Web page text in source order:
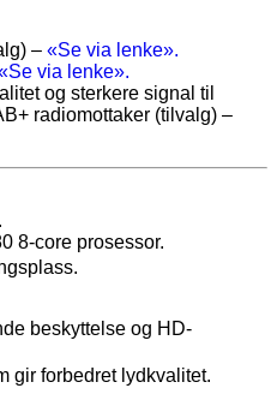
– «Se via lenke».
via lenke».
og sterkere signal til
radiomottaker (tilvalg) –
8-core prosessor.
beskyttelse og HD-
gir forbedret lydkvalitet.